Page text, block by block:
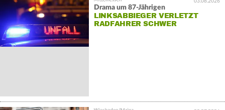
Drama um 87-Jährigen
LINKSABBIEGER VERLETZT
RADFAHRER SCHWER